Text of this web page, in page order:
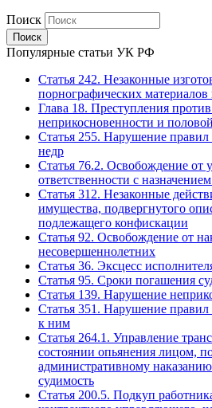
Поиск
Популярные статьи УК РФ
Статья 242. Незаконные
порнографических
Глава 18. Преступления
неприкосновенности и
Статья 255. Нарушение
недр
Статья 76.2. Освобождение от
ответственности с
Статья 312. Незаконные
имущества, подвергнутого
подлежащего конфискации
Статья 92. Освобождение от
несовершеннолетних
Статья 36. Эксцесс
Статья 95. Сроки погашения
Статья 139. Нарушение
Статья 351. Нарушение
к ним
Статья 264.1. Управление
состоянии опьянения лицом,
административному
судимость
Статья 200.5. Подкуп